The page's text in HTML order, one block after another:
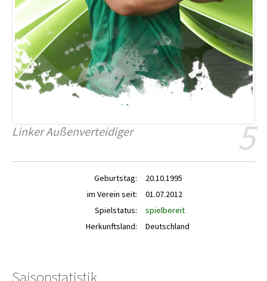
5
Linker Außenverteidiger
Geburtstag:
20.10.1995
im Verein seit:
01.07.2012
Spielstatus:
spielbereit
Herkunftsland:
Deutschland
Saisonstatistik